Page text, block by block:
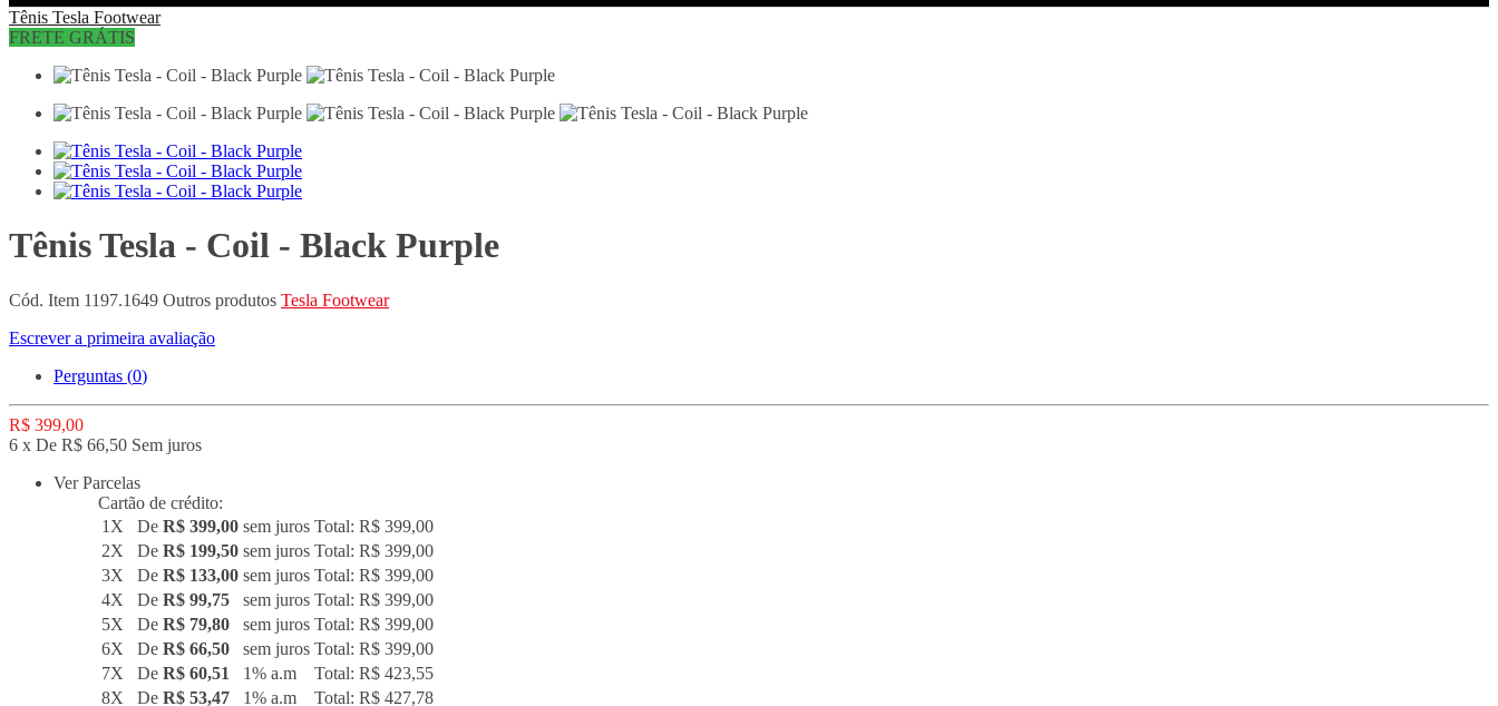
Tênis Tesla Footwear
FRETE GRÁTIS
Tênis Tesla - Coil - Black Purple
Cód. Item 1197.1649 Outros produtos Tesla Footwear
Escrever a primeira avaliação
Perguntas (0)
R$ 399,00
6 x De R$ 66,50 Sem juros
Ver Parcelas
Cartão de crédito:
1X
De R$ 399,00 sem juros Total: R$ 399,00
2X
De R$ 199,50 sem juros Total: R$ 399,00
3X
De R$ 133,00 sem juros Total: R$ 399,00
4X
De R$ 99,75 sem juros Total: R$ 399,00
5X
De R$ 79,80 sem juros Total: R$ 399,00
6X
De R$ 66,50 sem juros Total: R$ 399,00
7X
De R$ 60,51 1% a.m
Total: R$ 423,55
8X
De R$ 53,47 1% a.m Total: R$ 427,78